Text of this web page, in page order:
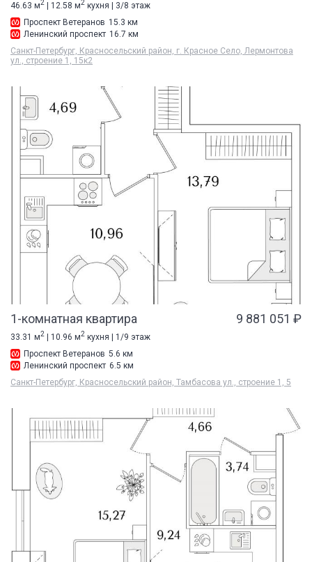
46.63 м2 | 12.58 м2 кухня | 3/8 этаж
Проспект Ветеранов 15.3 км
Ленинский проспект 16.7 км
Санкт-Петербург, Красносельский район, г. Красное Село, Лермонтова
ул., строение 1, 15к2
1-комнатная квартира 9 881 051 ₽
33.31 м2 | 10.96 м2 кухня | 1/9 этаж
Проспект Ветеранов 5.6 км
Ленинский проспект 6.5 км
Санкт-Петербург, Красносельский район, Тамбасова ул., строение 1, 5